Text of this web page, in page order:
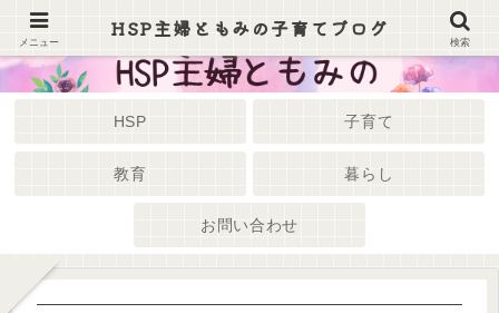
HSP 子育て
教育 暮らし
お問い合わせ
メニュー
HSP主婦ともみの子育てブログ
検索